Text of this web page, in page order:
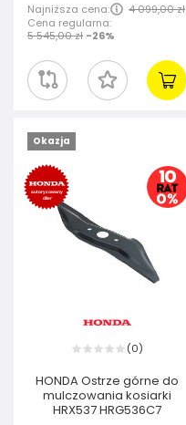
Najniższa cena:
4 099,00 zł
Cena regularna:
5 545,00 zł -26%
Okazja
(0)
HONDA Ostrze górne do
mulczowania kosiarki
HRX537 HRG536C7